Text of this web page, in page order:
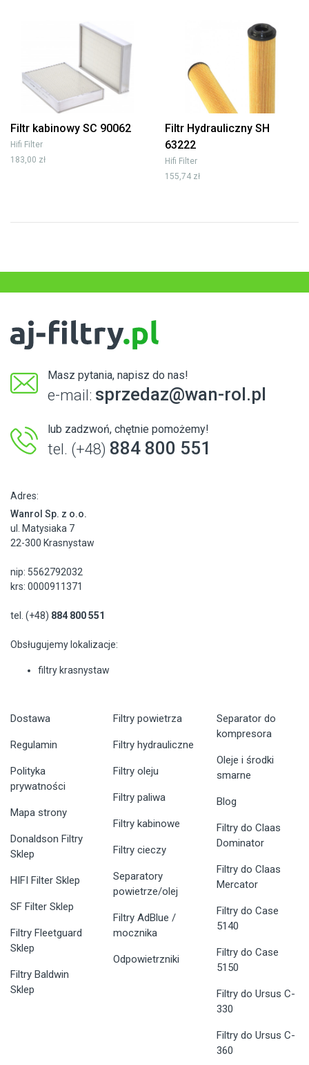
Filtr kabinowy SC 90062
Hifi Filter
183,00 zł
Filtr Hydrauliczny SH
63222
Hifi Filter
155,74 zł
Masz pytania, napisz do nas!
e-mail: sprzedaz@wan-rol.pl
lub zadzwoń, chętnie pomożemy!
tel. (+48) 884 800 551
Adres:
Wanrol Sp. z o.o.
ul. Matysiaka 7
22-300 Krasnystaw
nip: 5562792032
krs: 0000911371
tel. (+48) 884 800 551
Obsługujemy lokalizacje:
filtry krasnystaw
Dostawa
Regulamin
Polityka
prywatności
Mapa strony
Donaldson Filtry
Sklep
HIFI Filter Sklep
SF Filter Sklep
Filtry Fleetguard
Sklep
Filtry Baldwin
Sklep
Filtry powietrza
Filtry hydrauliczne
Filtry oleju
Filtry paliwa
Filtry kabinowe
Filtry cieczy
Separatory
powietrze/olej
Filtry AdBlue /
mocznika
Odpowietrzniki
Separator do
kompresora
Oleje i środki
smarne
Blog
Filtry do Claas
Dominator
Filtry do Claas
Mercator
Filtry do Case
5140
Filtry do Case
5150
Filtry do Ursus C-
330
Filtry do Ursus C-
360